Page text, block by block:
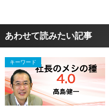
あわせて読みたい記事
キーワード